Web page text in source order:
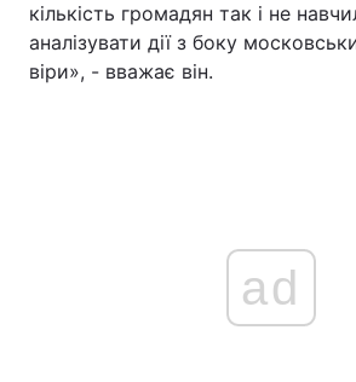
кількість громадян так і не
аналізувати дії з боку
віри», - вважає він.
ad